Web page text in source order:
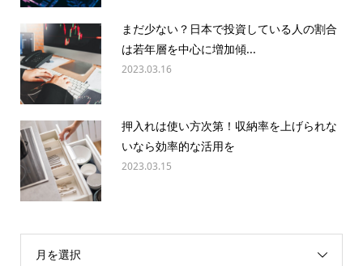
まだ少ない？日本で投資している人の割合
は若年層を中心に増加傾...
2023.03.16
押入れは使い方次第！収納率を上げられな
いなら効率的な活用を
2023.03.15
月を選択